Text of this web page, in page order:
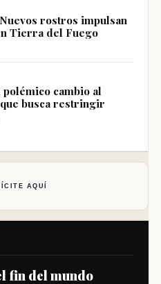
rostros impulsan
Tierra del Fuego
cambio al
busca restringir
AQUÍ
fin del mundo